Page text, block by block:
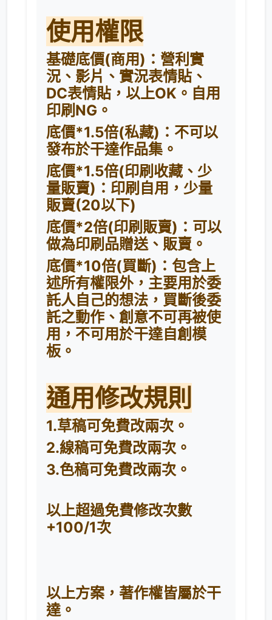
使用權限
基礎底價(商用)：營利實
況、影片、實況表情貼、
DC表情貼，以上OK。自用
印刷NG。
底價*1.5倍(私藏)：不可以
發布於干達作品集。
底價*1.5倍(印刷收藏、少
量販賣)：印刷自用，少量
販賣(20以下)
底價*2倍(印刷販賣)：可以
做為印刷品贈送、販賣。
底價*10倍(買斷)：包含上
述所有權限外，主要用於委
託人自己的想法，買斷後委
託之動作、創意不可再被使
用，不可用於干達自創模
板。
通用修改規則
1.草稿可免費改兩次。
2.線稿可免費改兩次。
3.色稿可免費改兩次。
以上超過免費修改次數
+100/1次
以上方案，著作權皆屬於干
達。